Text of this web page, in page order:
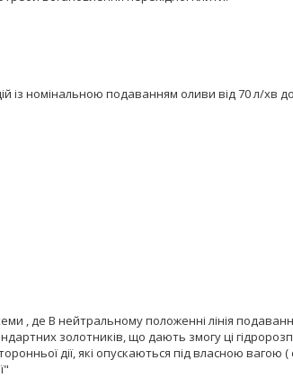
із номінальною подаванням оливи від 70 л/хв
, де В нейтральному положенні лінія
золотників, що дають змогу ці
дії, які опускаються під власною вагою (